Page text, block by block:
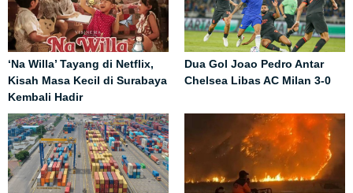
‘Na Willa’ Tayang di Netflix,
Kisah Masa Kecil di Surabaya
Kembali Hadir
Dua Gol Joao Pedro Antar
Chelsea Libas AC Milan 3-0